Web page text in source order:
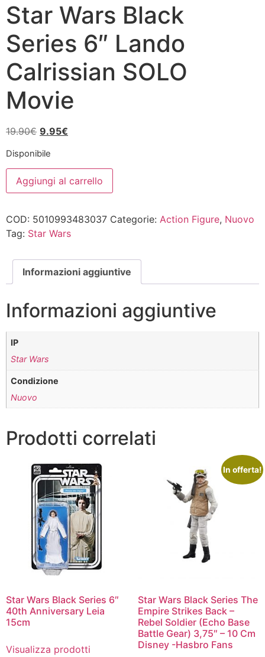
Star Wars Black
Series 6″ Lando
Calrissian SOLO
Movie
19.90€ Il
originale
19.90€.
9.95€
9.95€.
Disponibile
Star
Wars
Black
Lando
Calrissian
SOLO
quantità
Aggiungi al carrello
COD: 5010993483037 Categorie: Action Figure, Nuovo
Tag: Star Wars
Informazioni aggiuntive
Informazioni aggiuntive
IP
Star Wars
Condizione
Nuovo
Prodotti correlati
Star Wars Black Series 6″
40th Anniversary Leia
15cm
Visualizza prodotti
In offerta!
Star Wars Black Series The
Empire Strikes Back –
Rebel Soldier (Echo Base
Battle Gear) 3,75″ – 10 Cm
Disney -Hasbro Fans